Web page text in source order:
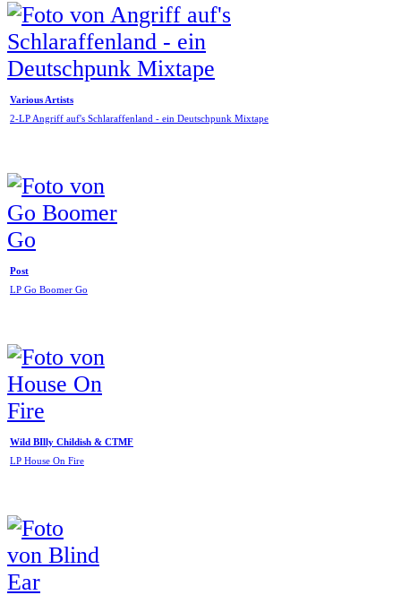
Various Artists
2-LP Angriff auf's Schlaraffenland - ein Deutschpunk Mixtape
Post
LP Go Boomer Go
Wild BIlly Childish & CTMF
LP House On Fire